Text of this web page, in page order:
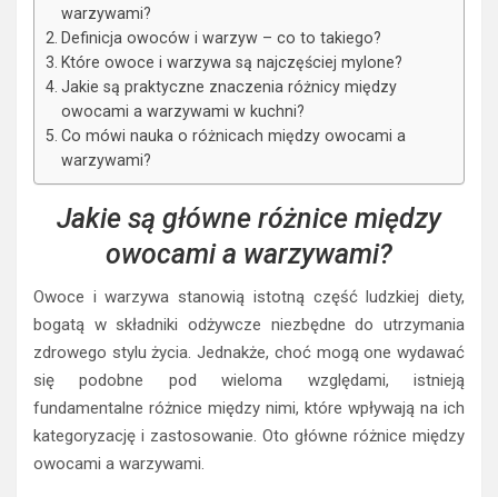
warzywami?
Definicja owoców i warzyw – co to takiego?
Które owoce i warzywa są najczęściej mylone?
Jakie są praktyczne znaczenia różnicy między
owocami a warzywami w kuchni?
Co mówi nauka o różnicach między owocami a
warzywami?
Jakie są główne różnice między
owocami a warzywami?
Owoce i warzywa stanowią istotną część ludzkiej diety,
bogatą w składniki odżywcze niezbędne do utrzymania
zdrowego stylu życia. Jednakże, choć mogą one wydawać
się podobne pod wieloma względami, istnieją
fundamentalne różnice między nimi, które wpływają na ich
kategoryzację i zastosowanie. Oto główne różnice między
owocami a warzywami.